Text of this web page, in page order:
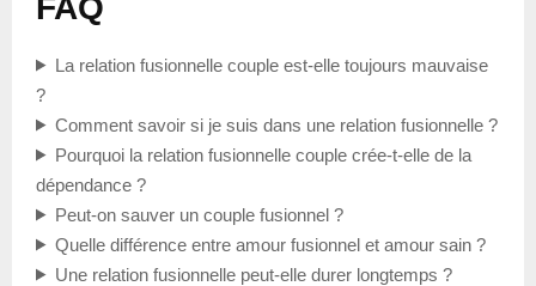
La relation fusionnelle couple est-elle toujours mauvaise
?
Comment savoir si je suis dans une relation fusionnelle ?
Pourquoi la relation fusionnelle couple crée-t-elle de la
dépendance ?
Peut-on sauver un couple fusionnel ?
Quelle différence entre amour fusionnel et amour sain ?
Une relation fusionnelle peut-elle durer longtemps ?